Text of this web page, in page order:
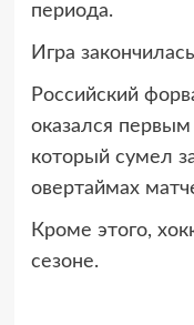
периода.
Игра
Российский
оказался
который сумел
овертаймах
Кроме этого,
сезоне.